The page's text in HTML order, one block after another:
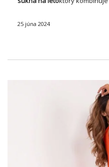
letných sukní s …
25 júna 2024